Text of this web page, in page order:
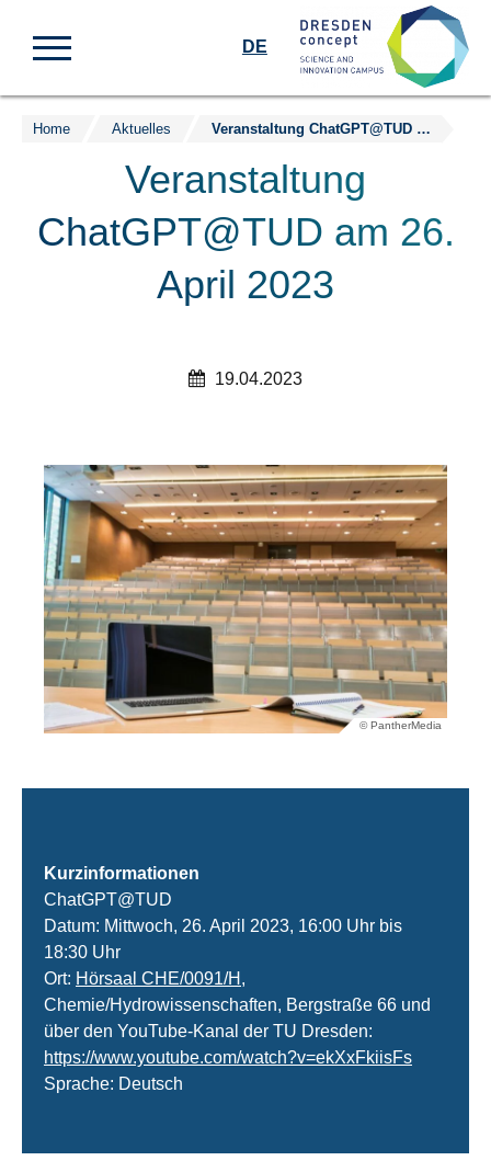
DE
Home Aktuelles Veranstaltung ChatGPT@TUD am 26. April 2023
Veranstaltung
ChatGPT@TUD am 26.
April 2023
19.04.2023
© PantherMedia
Kurzinformationen
ChatGPT@TUD
Datum: Mittwoch, 26. April 2023, 16:00 Uhr bis
18:30 Uhr
Ort: Hörsaal CHE/0091/H ,
Chemie/Hydrowissenschaften, Bergstraße 66 und
über den YouTube-Kanal der TU Dresden:
https://www.youtube.com/watch?v=ekXxFkiisFs
Sprache: Deutsch